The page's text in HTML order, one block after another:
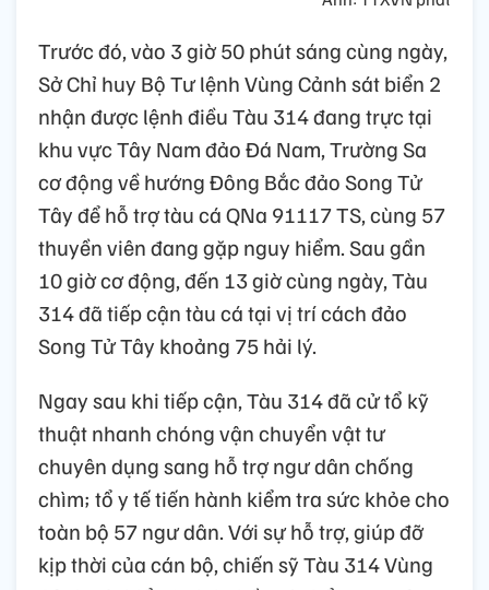
Trước đó, vào 3 giờ 50 phút sáng cùng ngày,
Sở Chỉ huy Bộ Tư lệnh Vùng Cảnh sát biển 2
nhận được lệnh điều Tàu 314 đang trực tại
khu vực Tây Nam đảo Đá Nam, Trường Sa
cơ động về hướng Đông Bắc đảo Song Tử
Tây để hỗ trợ tàu cá QNa 91117 TS, cùng 57
thuyền viên đang gặp nguy hiểm. Sau gần
10 giờ cơ động, đến 13 giờ cùng ngày, Tàu
314 đã tiếp cận tàu cá tại vị trí cách đảo
Song Tử Tây khoảng 75 hải lý.
Ngay sau khi tiếp cận, Tàu 314 đã cử tổ kỹ
thuật nhanh chóng vận chuyển vật tư
chuyên dụng sang hỗ trợ ngư dân chống
chìm; tổ y tế tiến hành kiểm tra sức khỏe cho
toàn bộ 57 ngư dân. Với sự hỗ trợ, giúp đỡ
kịp thời của cán bộ, chiến sỹ Tàu 314 Vùng